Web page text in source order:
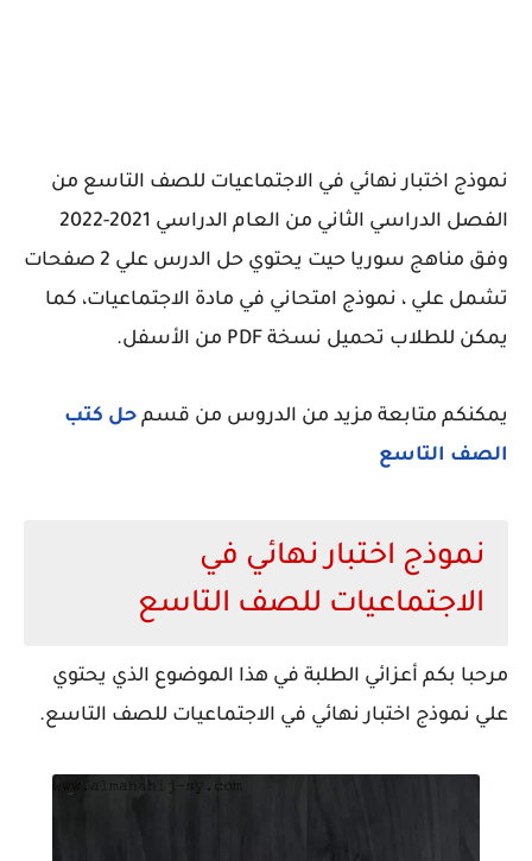
نموذج اختبار نهائي في الاجتماعيات للصف التاسع من
الفصل الدراسي الثاني من العام الدراسي 2021-2022
وفق مناهج سوريا حيت يحتوي حل الدرس علي 2 صفحات
تشمل علي ، نموذج امتحاني في مادة الاجتماعيات، كما
يمكن للطلاب تحميل نسخة PDF من الأسفل.
يمكنكم متابعة مزيد من الدروس من قسم حل كتب
الصف التاسع
نموذج اختبار نهائي في
الاجتماعيات للصف التاسع
مرحبا بكم أعزائي الطلبة في هذا الموضوع الذي يحتوي
علي نموذج اختبار نهائي في الاجتماعيات للصف التاسع.